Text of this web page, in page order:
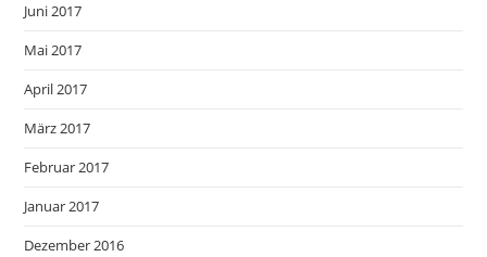
Juni 2017
Mai 2017
April 2017
März 2017
Februar 2017
Januar 2017
Dezember 2016